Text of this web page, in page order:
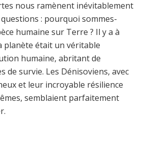
nous ramènent inévitablement
: pourquoi sommes-
humaine sur Terre ? Il y a à
planète était un véritable
humaine, abritant de
de survie. Les Dénisoviens, avec
et leur incroyable résilience
semblaient parfaitement